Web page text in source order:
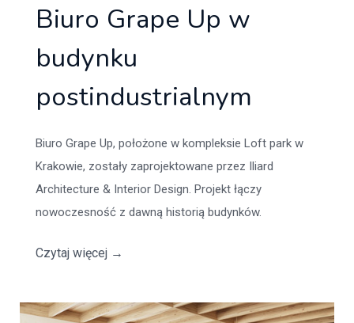
Biuro Grape Up w
budynku
postindustrialnym
Biuro Grape Up, położone w kompleksie Loft park w
Krakowie, zostały zaprojektowane przez Iliard
Architecture & Interior Design. Projekt łączy
nowoczesność z dawną historią budynków.
Czytaj więcej →